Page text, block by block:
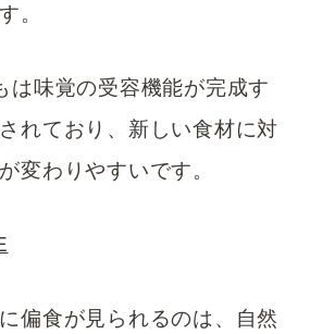
。
は味覚の受容機能が完成す
れており、新しい食材に対
変わりやすいです。
偏食が見られるのは、自然